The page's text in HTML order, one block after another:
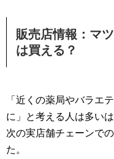
販売店情報：マ
は買える？
「近くの薬局やバラエ
に」と考える人は多い
次の実店舗チェーンで
た。